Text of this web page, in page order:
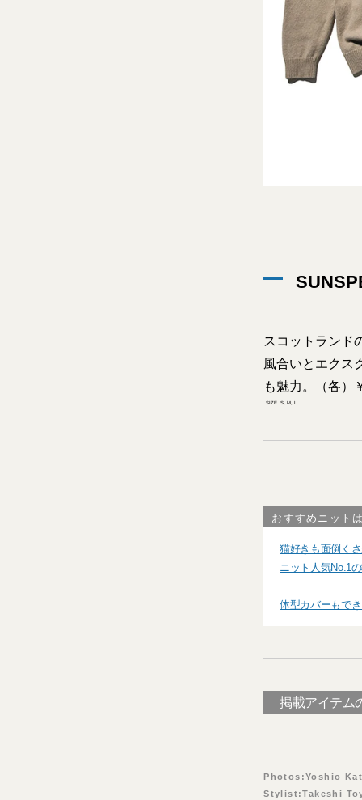
スコットランド
風合いとエクス
も魅力。（各）
SIZE S, M, L
おすすめニット
猫好きも面倒く
ニット人気No.1
体型カバーもで
掲載アイテム
Photos:Yoshio
Stylist:Takeshi